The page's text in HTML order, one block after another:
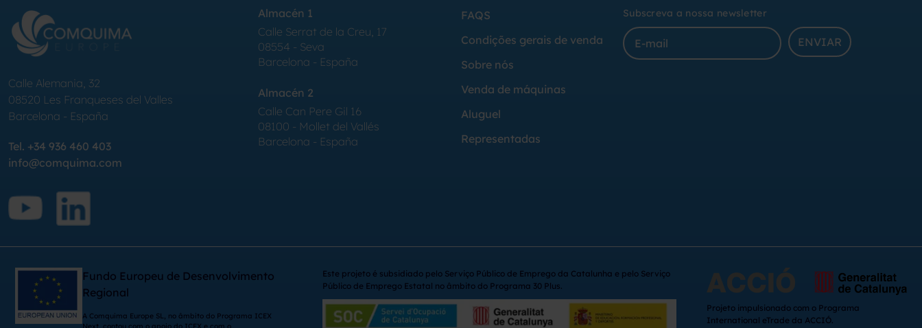
Calle Alemania, 32
08520 Les Franqueses del Valles
Barcelona - España
Tel. +34 936 460 403
info@comquima.com
Almacén 1
Calle Serrat de la Creu, 17
08554 - Seva
Barcelona - España
Almacén 2
Calle Can Pere Gil 16
08100 - Mollet del Vallés
Barcelona - España
FAQS
Condições gerais de venda
Sobre nós
Venda de máquinas
Aluguel
Representadas
Subscreva a nossa newsletter
ENVIAR
Fundo Europeu de Desenvolvimento
Regional
A Comquima Europe SL, no âmbito do Programa ICEX
Este projeto é subsidiado pelo Serviço Público de Emprego da Catalunha e pelo Serviço
Público de Emprego Estatal no âmbito do Programa 30 Plus.
Projeto impulsionado com o Programa
International eTrade da ACCIÓ.